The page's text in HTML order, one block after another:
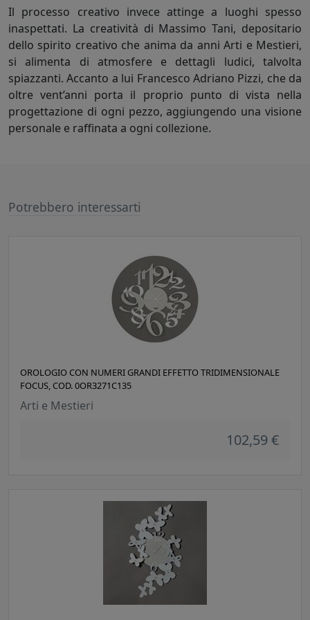
Il processo creativo invece attinge a luoghi spesso
inaspettati. La creatività di Massimo Tani, depositario
dello spirito creativo che anima da anni Arti e Mestieri,
si alimenta di atmosfere e dettagli ludici, talvolta
spiazzanti. Accanto a lui Francesco Adriano Pizzi, che da
oltre vent’anni porta il proprio punto di vista nella
progettazione di ogni pezzo, aggiungendo una visione
personale e raffinata a ogni collezione.
Potrebbero interessarti
OROLOGIO CON NUMERI GRANDI EFFETTO TRIDIMENSIONALE
FOCUS, COD. 0OR3271C135
Arti e Mestieri
102,59 €